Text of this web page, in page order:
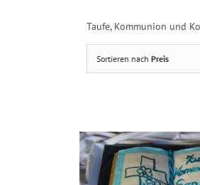
Taufe, Kommunion und
Sortieren nach Preis